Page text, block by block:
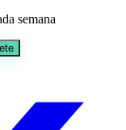
semana